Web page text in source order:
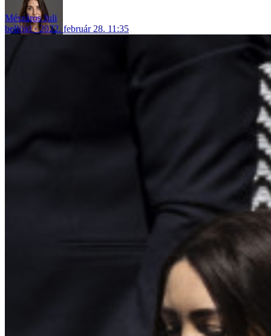
Mészáros Juli
belföld
2022. február 28. 11:35